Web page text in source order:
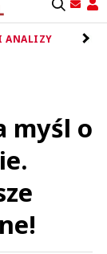
ANALIZY
myśl o